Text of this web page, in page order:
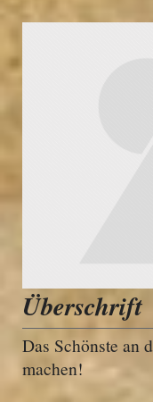
Überschrift
Das Schönste an
machen!